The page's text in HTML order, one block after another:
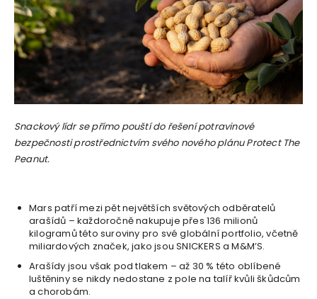
Snackový lídr se přímo pouští do řešení potravinové
bezpečnosti prostřednictvím svého nového plánu Protect The
Peanut.
Mars patří mezi pět největších světových odběratelů
arašídů – každoročně nakupuje přes 136 milionů
kilogramů této suroviny pro své globální portfolio, včetně
miliardových značek, jako jsou SNICKERS a M&M’S.
Arašídy jsou však pod tlakem – až 30 % této oblíbené
luštěniny se nikdy nedostane z pole na talíř kvůli škůdcům
a chorobám.